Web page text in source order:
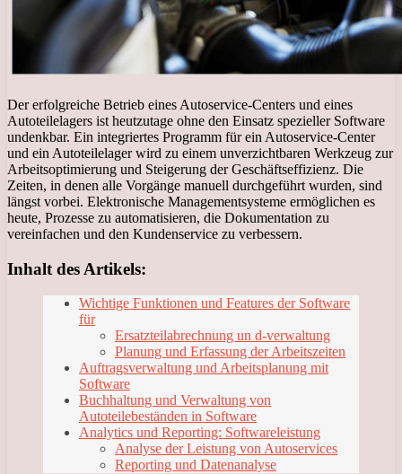
Der erfolgreiche Betrieb eines Autoservice-Centers und eines
Autoteilelagers ist heutzutage ohne den Einsatz spezieller Software
undenkbar. Ein integriertes Programm für ein Autoservice-Center
und ein Autoteilelager wird zu einem unverzichtbaren Werkzeug zur
Arbeitsoptimierung und Steigerung der Geschäftseffizienz. Die
Zeiten, in denen alle Vorgänge manuell durchgeführt wurden, sind
längst vorbei. Elektronische Managementsysteme ermöglichen es
heute, Prozesse zu automatisieren, die Dokumentation zu
vereinfachen und den Kundenservice zu verbessern.
Inhalt des Artikels:
Wichtige Funktionen und Features der Software
für
Ersatzteilabrechnung un d-verwaltung
Planung und Erfassung der Arbeitszeiten
Auftragsverwaltung und Arbeitsplanung mit
Software
Buchhaltung und Verwaltung von
Autoteilebeständen in Software
Analytics und Reporting: Softwareleistung
Analyse der Leistung von Autoservices
Reporting und Datenanalyse